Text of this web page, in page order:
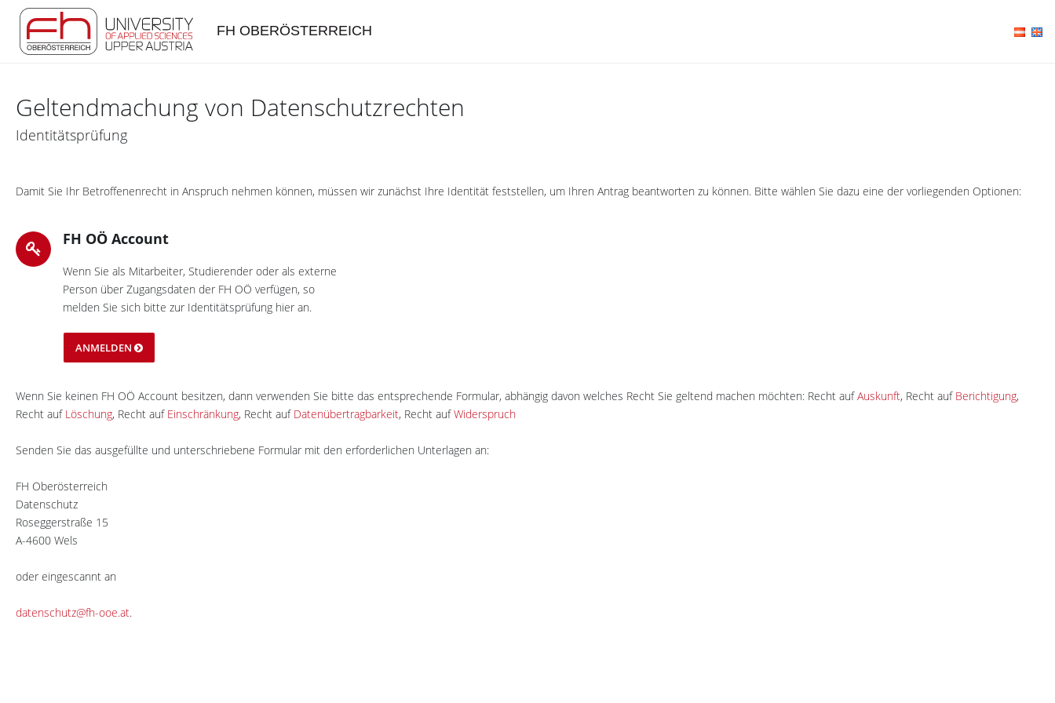
FH OBERÖSTERREICH
Geltendmachung von Datenschutzrechten
Identitätsprüfung
Damit Sie Ihr Betroffenenrecht in Anspruch nehmen können, müssen wir zunächst Ihre Identität feststellen, um Ihren Antrag beantworten zu können. Bitte wählen Sie dazu eine der vorliegenden Optionen:
FH OÖ Account
Wenn Sie als Mitarbeiter, Studierender oder als externe
Person über Zugangsdaten der FH OÖ verfügen, so
melden Sie sich bitte zur Identitätsprüfung hier an.
ANMELDEN
Wenn Sie keinen FH OÖ Account besitzen, dann verwenden Sie bitte das entsprechende Formular, abhängig davon welches Recht Sie geltend machen möchten: Recht aufAuskunft, Recht auf Berichtigung,
Recht auf Löschung, Recht auf Einschränkung, Recht auf Datenübertragbarkeit, Recht aufWiderspruch
Senden Sie das ausgefüllte und unterschriebene Formular mit den erforderlichen Unterlagen an:
FH Oberösterreich
Datenschutz
Roseggerstraße 15
A-4600 Wels
oder eingescannt an
datenschutz@fh-ooe.at.